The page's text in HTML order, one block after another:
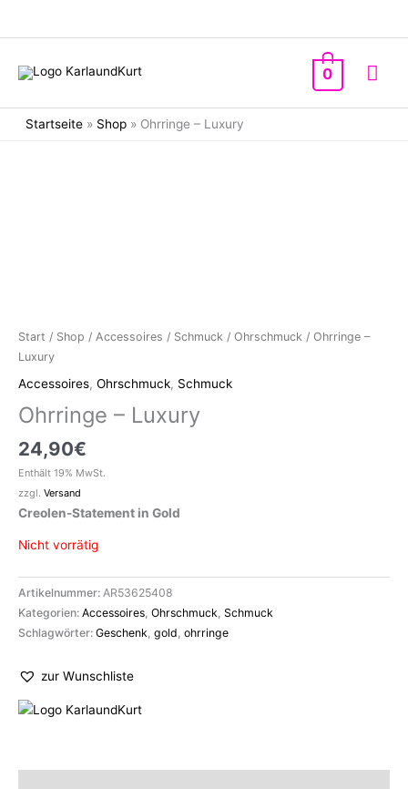
0
Startseite » Shop » Ohrringe – Luxury
Start / Shop / Accessoires / Schmuck / Ohrschmuck / Ohrringe –
Luxury
Accessoires, Ohrschmuck, Schmuck
Ohrringe – Luxury
24,90€
Enthält 19% MwSt.
zzgl. Versand
Creolen-Statement in Gold
Nicht vorrätig
Artikelnummer: AR53625408
Kategorien: Accessoires, Ohrschmuck, Schmuck
Schlagwörter: Geschenk, gold, ohrringe
zur Wunschliste